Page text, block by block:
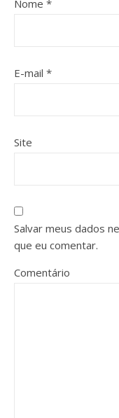
Nome *
E-mail *
Site
Salvar meus dados
que eu comentar.
Comentário